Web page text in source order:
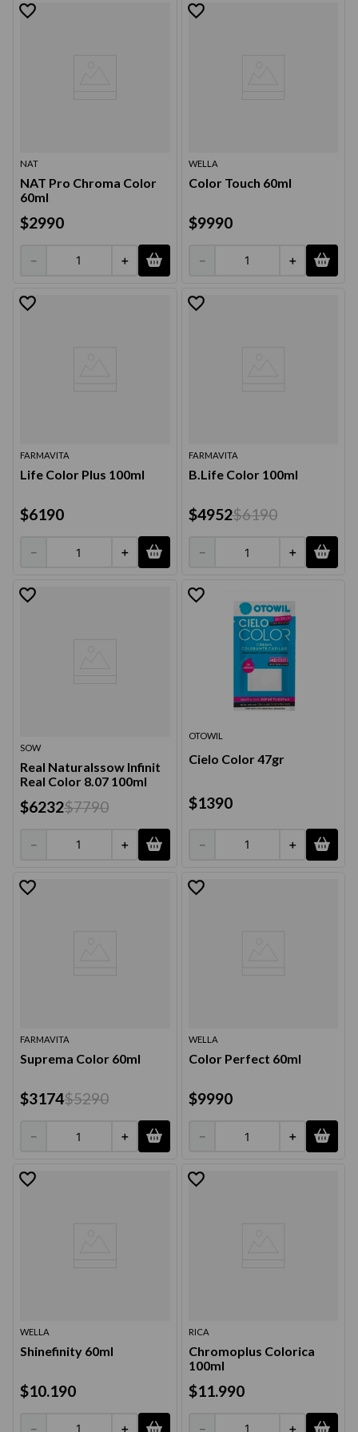
NAT
NAT Pro Chroma Color
60ml
$2990
＋
－
WELLA
Color Touch 60ml
$9990
＋
－
FARMAVITA
Life Color Plus 100ml
$6190
＋
－
FARMAVITA
B.Life Color 100ml
$4952$6190
＋
－
SOW
Real Naturalssow Infinit
Real Color 8.07 100ml
$6232$7790
＋
－
OTOWIL
Cielo Color 47gr
$1390
＋
－
FARMAVITA
Suprema Color 60ml
$3174$5290
＋
－
WELLA
Color Perfect 60ml
$9990
＋
－
WELLA
Shinefinity 60ml
$10.190
＋
－
RICA
Chromoplus Colorica
100ml
$11.990
＋
－